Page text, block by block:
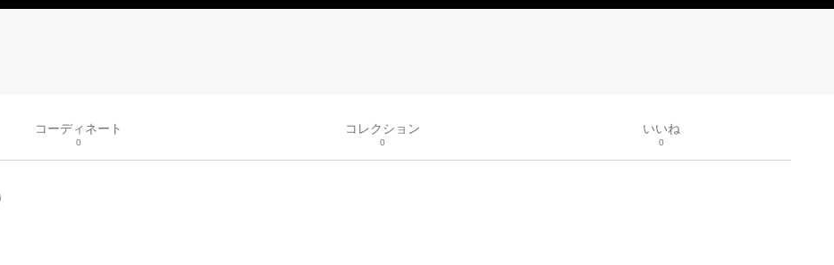
コーディネート
0
コレクション
0
いいね
0